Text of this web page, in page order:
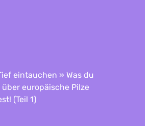
eintauchen » Was du
europäische Pilze
(Teil 1)